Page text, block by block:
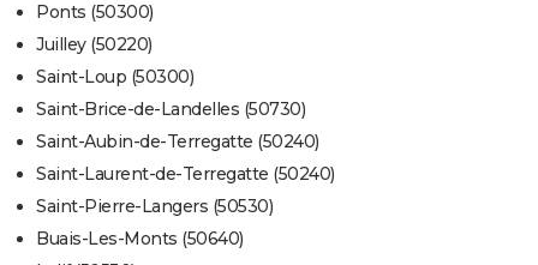
Ponts (50300)
Juilley (50220)
Saint-Loup (50300)
Saint-Brice-de-Landelles (50730)
Saint-Aubin-de-Terregatte (50240)
Saint-Laurent-de-Terregatte (50240)
Saint-Pierre-Langers (50530)
Buais-Les-Monts (50640)